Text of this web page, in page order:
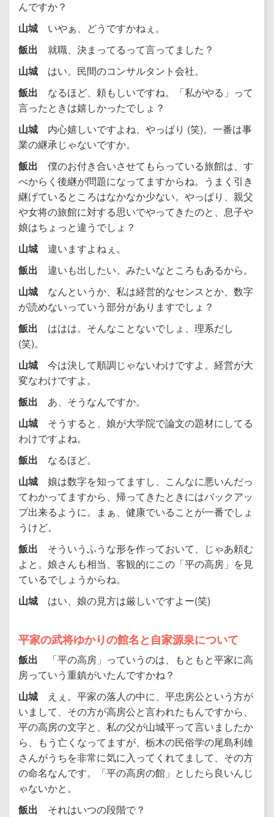
んですか？
山城 いやぁ、どうですかねぇ。
飯出 就職、決まってるって言ってました？
山城 はい。民間のコンサルタント会社。
飯出 なるほど、頼もしいですね。「私がやる」って
言ったときは嬉しかったでしょ？
山城 内心嬉しいですよね、やっぱり (笑)。一番は事
業の継承じゃないですか。
飯出 僕のお付き合いさせてもらっている旅館は、す
べからく後継が問題になってますからね。うまく引き
継げているところはなかなか少ない。やっぱり、親父
や女将の旅館に対する思いでやってきたのと、息子や
娘はちょっと違うでしょ？
山城 違いますよねぇ。
飯出 違いも出したい、みたいなところもあるから。
山城 なんというか、私は経営的なセンスとか、数字
が読めないっていう部分がありますでしょ？
飯出 ははは。そんなことないでしょ、理系だし
(笑)。
山城 今は決して順調じゃないわけですよ。経営が大
変なわけですよ。
飯出 あ、そうなんですか。
山城 そうすると、娘が大学院で論文の題材にしてる
わけですよね。
飯出 なるほど。
山城 娘は数字を知ってますし、こんなに悪いんだっ
てわかってますから、帰ってきたときにはバックアッ
プ出来るように。まぁ、健康でいることが一番でしょ
うけど。
飯出 そういうふうな形を作っておいて、じゃあ頼む
よと。娘さんも相当、客観的にこの「平の高房」を見
ているでしょうからね。
山城 はい、娘の見方は厳しいですよー(笑)
平家の武将ゆかりの館名と自家源泉について
飯出 「平の高房」っていうのは、もともと平家に高
房っていう重鎮がいたんですかね？
山城 えぇ。平家の落人の中に、平忠房公という方が
いまして、その方が高房公と言われたもんですから、
平の高房の文字と、私の父が山城平って言いましたか
ら、もう亡くなってますが、栃木の民俗学の尾島利雄
さんがうちを非常に気に入ってくれてまして、その方
の命名なんです。「平の高房の館」としたら良いんじ
ゃないかと。
飯出 それはいつの段階で？